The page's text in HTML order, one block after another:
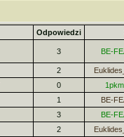
Odpowiedzi
3 BE-
2
0 1pkm
1 BE-
3 BE-
2